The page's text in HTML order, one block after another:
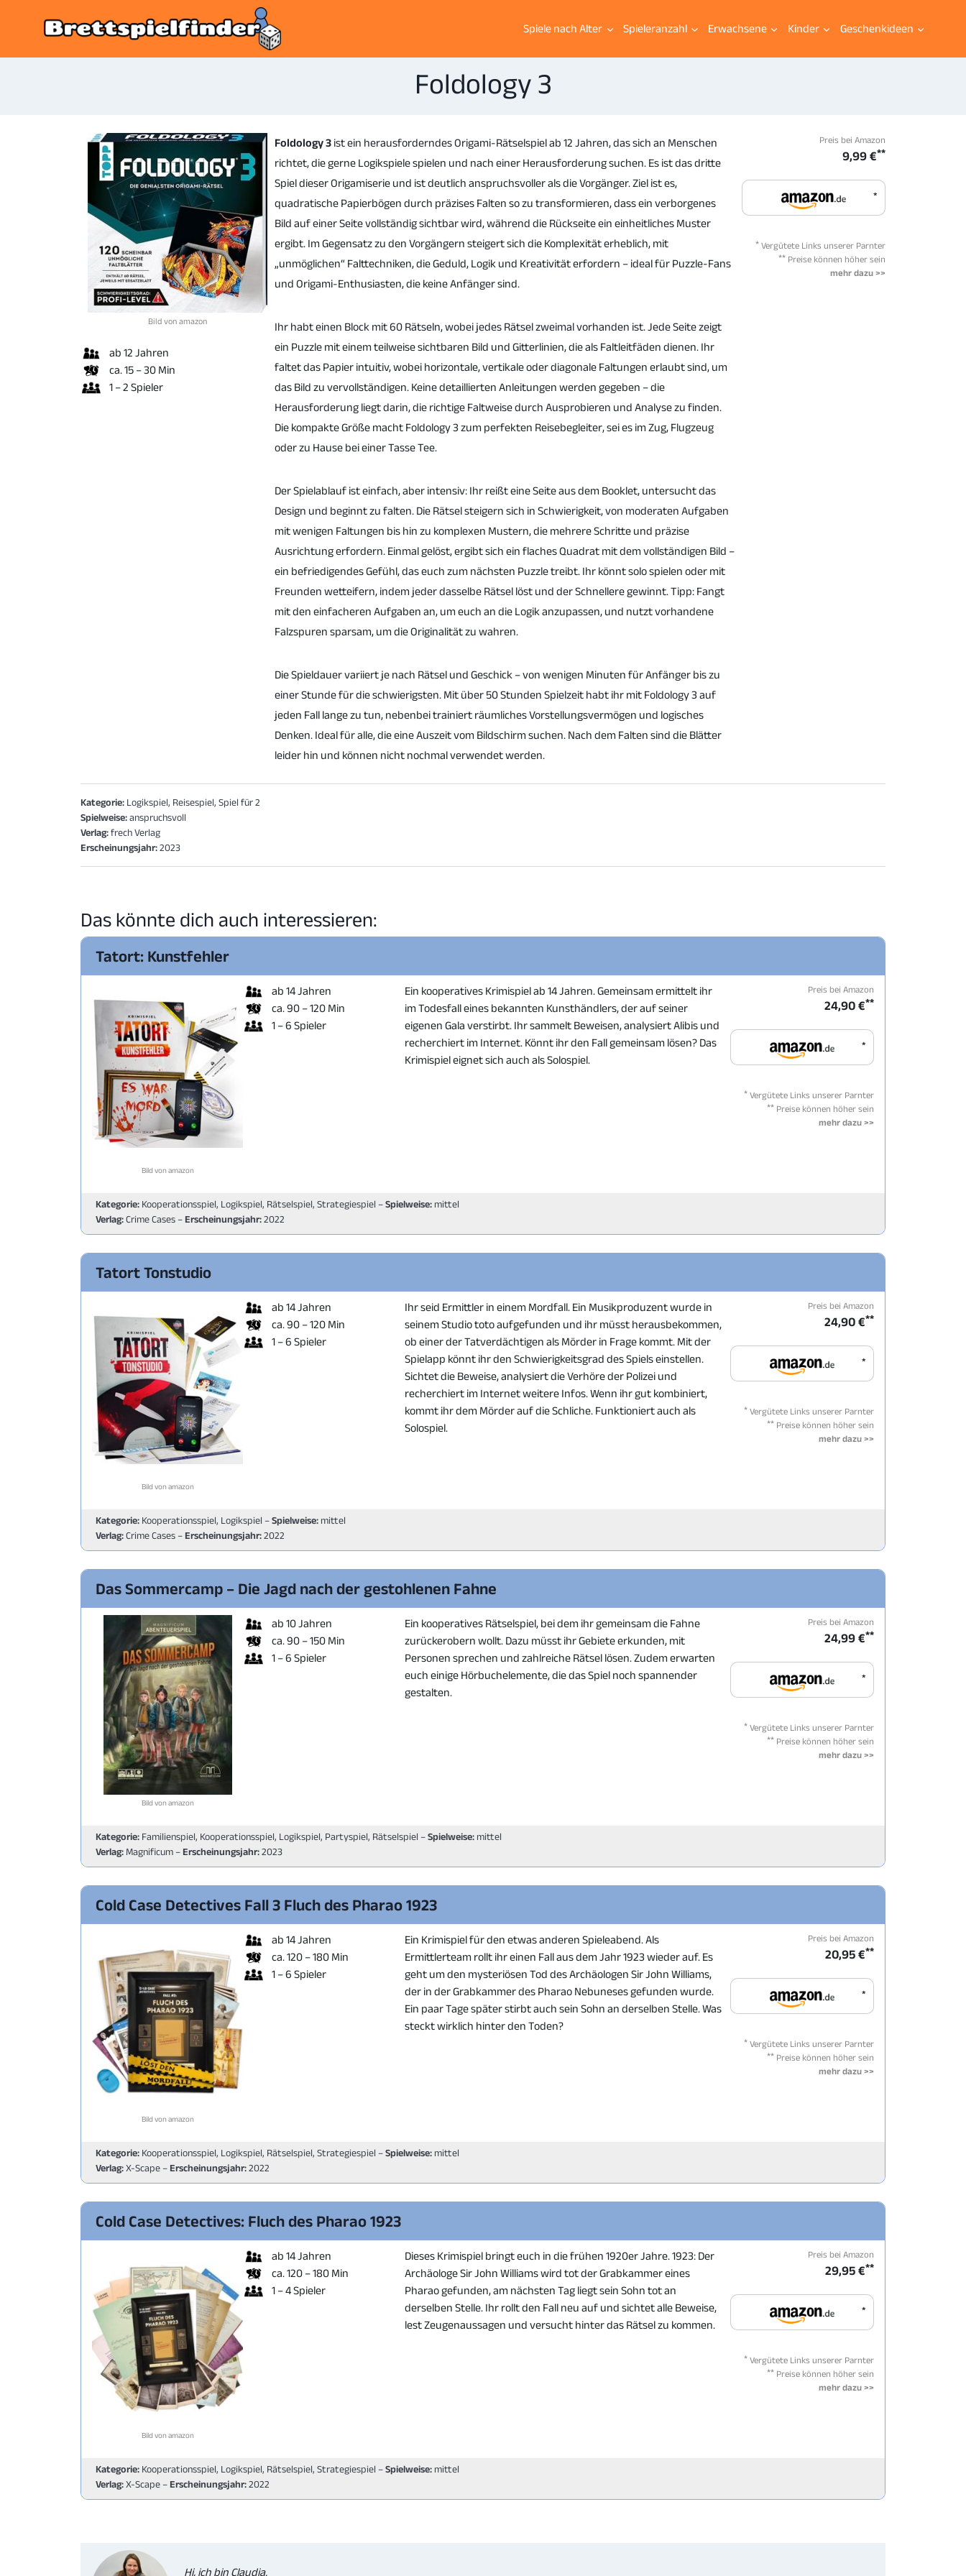
Spiele nach Alter Spieleranzahl Erwachsene Kinder Geschenkideen
Foldology 3
Bild von amazon
ab 12 Jahren
ca. 15 – 30 Min
1 – 2 Spieler
Foldology 3 ist ein herausforderndes Origami-Rätselspiel ab 12 Jahren, das sich an Menschen
richtet, die gerne Logikspiele spielen und nach einer Herausforderung suchen. Es ist das dritte
Spiel dieser Origamiserie und ist deutlich anspruchsvoller als die Vorgänger. Ziel ist es,
quadratische Papierbögen durch präzises Falten so zu transformieren, dass ein verborgenes
Bild auf einer Seite vollständig sichtbar wird, während die Rückseite ein einheitliches Muster
ergibt. Im Gegensatz zu den Vorgängern steigert sich die Komplexität erheblich, mit
„unmöglichen“ Falttechniken, die Geduld, Logik und Kreativität erfordern – ideal für Puzzle-Fans
und Origami-Enthusiasten, die keine Anfänger sind.
Ihr habt einen Block mit 60 Rätseln, wobei jedes Rätsel zweimal vorhanden ist. Jede Seite zeigt
ein Puzzle mit einem teilweise sichtbaren Bild und Gitterlinien, die als Faltleitfäden dienen. Ihr
faltet das Papier intuitiv, wobei horizontale, vertikale oder diagonale Faltungen erlaubt sind, um
das Bild zu vervollständigen. Keine detaillierten Anleitungen werden gegeben – die
Herausforderung liegt darin, die richtige Faltweise durch Ausprobieren und Analyse zu finden.
Die kompakte Größe macht Foldology 3 zum perfekten Reisebegleiter, sei es im Zug, Flugzeug
oder zu Hause bei einer Tasse Tee.
Der Spielablauf ist einfach, aber intensiv: Ihr reißt eine Seite aus dem Booklet, untersucht das
Design und beginnt zu falten. Die Rätsel steigern sich in Schwierigkeit, von moderaten Aufgaben
mit wenigen Faltungen bis hin zu komplexen Mustern, die mehrere Schritte und präzise
Ausrichtung erfordern. Einmal gelöst, ergibt sich ein flaches Quadrat mit dem vollständigen Bild –
ein befriedigendes Gefühl, das euch zum nächsten Puzzle treibt. Ihr könnt solo spielen oder mit
Freunden wetteifern, indem jeder dasselbe Rätsel löst und der Schnellere gewinnt. Tipp: Fangt
mit den einfacheren Aufgaben an, um euch an die Logik anzupassen, und nutzt vorhandene
Falzspuren sparsam, um die Originalität zu wahren.
Die Spieldauer variiert je nach Rätsel und Geschick – von wenigen Minuten für Anfänger bis zu
einer Stunde für die schwierigsten. Mit über 50 Stunden Spielzeit habt ihr mit Foldology 3 auf
jeden Fall lange zu tun, nebenbei trainiert räumliches Vorstellungsvermögen und logisches
Denken. Ideal für alle, die eine Auszeit vom Bildschirm suchen. Nach dem Falten sind die Blätter
leider hin und können nicht nochmal verwendet werden.
Preis bei Amazon
9,99 €**
*
* Vergütete Links unserer Parnter
** Preise können höher sein
mehr dazu >>
Kategorie: Logikspiel, Reisespiel, Spiel für 2
Spielweise:anspruchsvoll
Verlag:frech Verlag
Erscheinungsjahr:2023
Das könnte dich auch interessieren:
Tatort: Kunstfehler
Bild von amazon
ab 14 Jahren
ca. 90 – 120 Min
1 – 6 Spieler
Ein kooperatives Krimispiel ab 14 Jahren. Gemeinsam ermittelt ihr
im Todesfall eines bekannten Kunsthändlers, der auf seiner
eigenen Gala verstirbt. Ihr sammelt Beweisen, analysiert Alibis und
recherchiert im Internet. Könnt ihr den Fall gemeinsam lösen? Das
Krimispiel eignet sich auch als Solospiel.
Preis bei Amazon
24,90 €**
*
* Vergütete Links unserer Parnter
** Preise können höher sein
mehr dazu >>
Kategorie: Kooperationsspiel, Logikspiel, Rätselspiel, Strategiespiel –Spielweise: mittel
Verlag:Crime Cases – Erscheinungsjahr:2022
Tatort Tonstudio
Bild von amazon
ab 14 Jahren
ca. 90 – 120 Min
1 – 6 Spieler
Ihr seid Ermittler in einem Mordfall. Ein Musikproduzent wurde in
seinem Studio toto aufgefunden und ihr müsst herausbekommen,
ob einer der Tatverdächtigen als Mörder in Frage kommt. Mit der
Spielapp könnt ihr den Schwierigkeitsgrad des Spiels einstellen.
Sichtet die Beweise, analysiert die Verhöre der Polizei und
recherchiert im Internet weitere Infos. Wenn ihr gut kombiniert,
kommt ihr dem Mörder auf die Schliche. Funktioniert auch als
Solospiel.
Preis bei Amazon
24,90 €**
*
* Vergütete Links unserer Parnter
** Preise können höher sein
mehr dazu >>
Kategorie: Kooperationsspiel, Logikspiel –Spielweise: mittel
Verlag:Crime Cases – Erscheinungsjahr:2022
Das Sommercamp – Die Jagd nach der gestohlenen Fahne
Bild von amazon
ab 10 Jahren
ca. 90 – 150 Min
1 – 6 Spieler
Ein kooperatives Rätselspiel, bei dem ihr gemeinsam die Fahne
zurückerobern wollt. Dazu müsst ihr Gebiete erkunden, mit
Personen sprechen und zahlreiche Rätsel lösen. Zudem erwarten
euch einige Hörbuchelemente, die das Spiel noch spannender
gestalten.
Preis bei Amazon
24,99 €**
*
* Vergütete Links unserer Parnter
** Preise können höher sein
mehr dazu >>
Kategorie: Familienspiel, Kooperationsspiel, Logikspiel, Partyspiel, Rätselspiel –Spielweise: mittel
Verlag: Magnificum – Erscheinungsjahr:2023
Cold Case Detectives Fall 3 Fluch des Pharao 1923
Bild von amazon
ab 14 Jahren
ca. 120 – 180 Min
1 – 6 Spieler
Ein Krimispiel für den etwas anderen Spieleabend. Als
Ermittlerteam rollt ihr einen Fall aus dem Jahr 1923 wieder auf. Es
geht um den mysteriösen Tod des Archäologen Sir John Williams,
der in der Grabkammer des Pharao Nebuneses gefunden wurde.
Ein paar Tage später stirbt auch sein Sohn an derselben Stelle. Was
steckt wirklich hinter den Toden?
Preis bei Amazon
20,95 €**
*
* Vergütete Links unserer Parnter
** Preise können höher sein
mehr dazu >>
Kategorie: Kooperationsspiel, Logikspiel, Rätselspiel, Strategiespiel –Spielweise: mittel
Verlag:X-Scape – Erscheinungsjahr:2022
Cold Case Detectives: Fluch des Pharao 1923
Bild von amazon
ab 14 Jahren
ca. 120 – 180 Min
1 – 4 Spieler
Dieses Krimispiel bringt euch in die frühen 1920er Jahre. 1923: Der
Archäologe Sir John Williams wird tot der Grabkammer eines
Pharao gefunden, am nächsten Tag liegt sein Sohn tot an
derselben Stelle. Ihr rollt den Fall neu auf und sichtet alle Beweise,
lest Zeugenaussagen und versucht hinter das Rätsel zu kommen.
Preis bei Amazon
29,95 €**
*
* Vergütete Links unserer Parnter
** Preise können höher sein
mehr dazu >>
Kategorie: Kooperationsspiel, Logikspiel, Rätselspiel, Strategiespiel –Spielweise: mittel
Verlag:X-Scape – Erscheinungsjahr:2022
Hi, ich bin Claudia.